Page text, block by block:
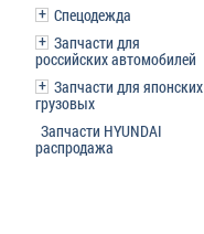
Спецодежда
Запчасти для
российских автомобилей
Запчасти для японских
грузовых
Запчасти HYUNDAI
распродажа